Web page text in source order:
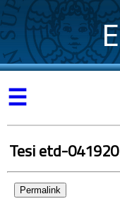
☰
Tesi etd-
Permalink